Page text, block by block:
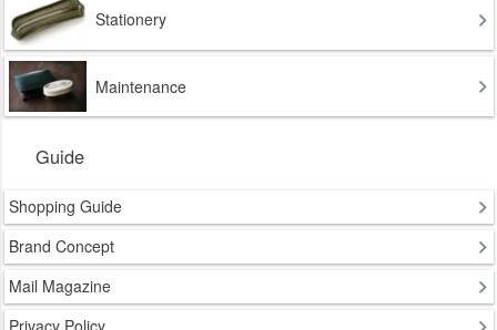
Stationery
Maintenance
Guide
Shopping Guide
Brand Concept
Mail Magazine